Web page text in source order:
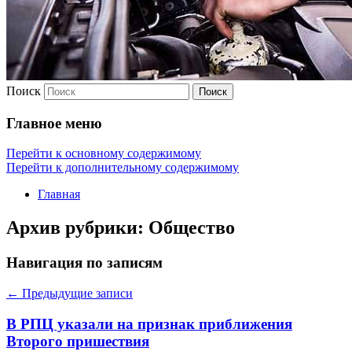
Поиск
Главное меню
Перейти к основному содержимому
Перейти к дополнительному содержимому
Главная
Архив рубрики: Общество
Навигация по записям
← Предыдущие записи
В РПЦ указали на признак приближения
Второго пришествия